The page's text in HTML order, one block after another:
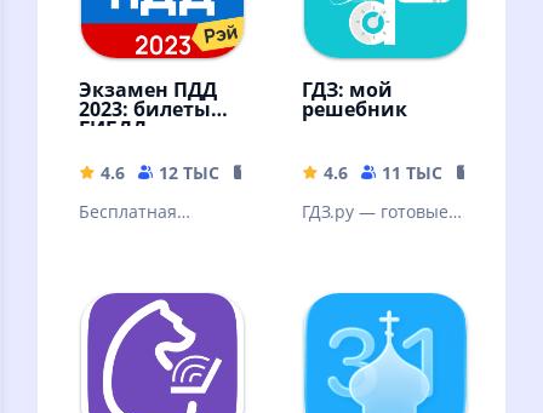
Экзамен ПДД
2023: билеты
ГИБДД
4.6 12 ТЫС
42.85 MB
Бесплатная
официальным
билетам ГИБДД
ПДД 2022, 2023
ГДЗ: мой
решебник
4.6 11 ТЫС
ГДЗ.ру — готовые